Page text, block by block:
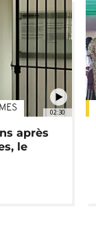
02:30
après
le